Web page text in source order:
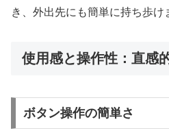
き、外出先にも簡単に持ち歩け
使用感と操作性：直感
ボタン操作の簡単さ